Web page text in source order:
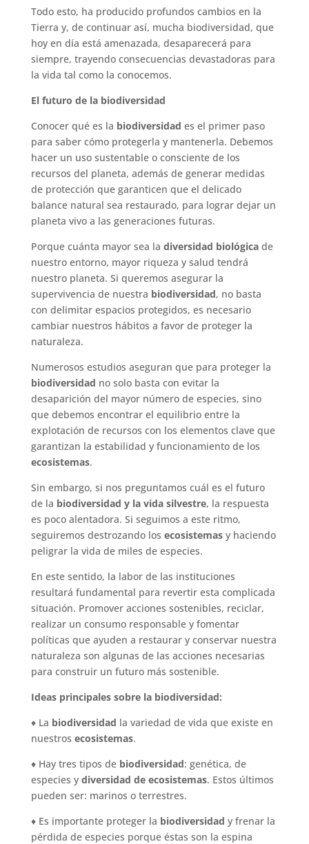
Todo esto, ha producido profundos cambios en la
Tierra y, de continuar así, mucha biodiversidad, que
hoy en día está amenazada, desaparecerá para
siempre, trayendo consecuencias devastadoras para
la vida tal como la conocemos.
El futuro de la biodiversidad
Conocer qué es la biodiversidad es el primer paso
para saber cómo protegerla y mantenerla. Debemos
hacer un uso sustentable o consciente de los
recursos del planeta, además de generar medidas
de protección que garanticen que el delicado
balance natural sea restaurado, para lograr dejar un
planeta vivo a las generaciones futuras.
Porque cuánta mayor sea la diversidad biológicade
nuestro entorno, mayor riqueza y salud tendrá
nuestro planeta. Si queremos asegurar la
supervivencia de nuestra biodiversidad, no basta
con delimitar espacios protegidos, es necesario
cambiar nuestros hábitos a favor de proteger la
naturaleza.
Numerosos estudios aseguran que para proteger la
biodiversidad no solo basta con evitar la
desaparición del mayor número de especies, sino
que debemos encontrar el equilibrio entre la
explotación de recursos con los elementos clave que
garantizan la estabilidad y funcionamiento de los
ecosistemas.
Sin embargo, si nos preguntamos cuál es el futuro
de la biodiversidad y la vida silvestre, la respuesta
es poco alentadora. Si seguimos a este ritmo,
seguiremos destrozando los ecosistemasy haciendo
peligrar la vida de miles de especies.
En este sentido, la labor de las instituciones
resultará fundamental para revertir esta complicada
situación. Promover acciones sostenibles, reciclar,
realizar un consumo responsable y fomentar
políticas que ayuden a restaurar y conservar nuestra
naturaleza son algunas de las acciones necesarias
para construir un futuro más sostenible.
Ideas principales sobre la biodiversidad:
♦ La biodiversidad la variedad de vida que existe en
nuestros ecosistemas.
♦ Hay tres tipos debiodiversidad: genética, de
especies y diversidad de ecosistemas. Estos últimos
pueden ser: marinos o terrestres.
♦ Es importante proteger la biodiversidad y frenar la
pérdida de especies porque éstas son la espina